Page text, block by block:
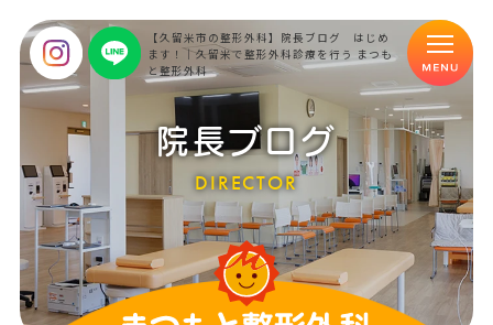
【久留米市の整形外科】院長ブログ はじめ
ます！｜久留米で整形外科診療を行う まつも
と整形外科
院長ブログ
DIRECTOR